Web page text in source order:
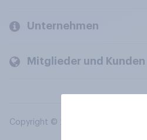
Unternehmen
Mitglieder und Kunden
Copyright © 2026 YouGov PLC.